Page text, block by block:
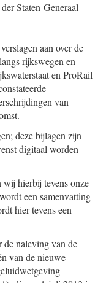
Staten-Generaal
aan over de
rijkswegen en
en ProRail
van
deze bijlagen zijn
digitaal worden
wij hierbij tevens onze
een samenvatting
hier tevens een
de naleving van de
van de nieuwe